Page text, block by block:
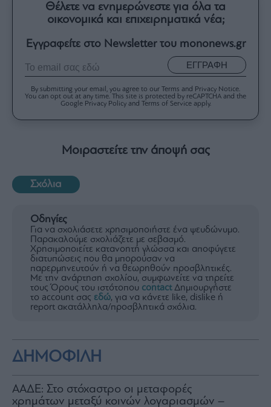
Θέλετε να ενημερώνεστε για όλα τα
οικονομικά και επιχειρηματικά νέα;
Εγγραφείτε στο Newsletter του mononews.gr
ΕΓΓΡΑΦΗ
By submitting your email, you agree to our Terms and Privacy Notice.
You can opt out at any time. This site is protected by reCAPTCHA and the
Google Privacy Policy and Terms of Service apply.
Μοιραστείτε την άποψή σας
Σχόλια
Οδηγίες
Για να σχολιάσετε χρησιμοποιήστε ένα ψευδώνυμο.
Παρακαλούμε σχολιάζετε με σεβασμό.
Χρησιμοποιείτε κατανοητή γλώσσα και αποφύγετε
διατυπώσεις που θα μπορούσαν να
παρερμηνευτούν ή να θεωρηθούν προσβλητικές.
Με την ανάρτηση σχολίου, συμφωνείτε να τηρείτε
τους Όρους του ιστότοπου contactΔημιουργήστε
το account σας εδώ, για να κάνετε like, dislike ή
report ακατάλληλα/προσβλητικά σχόλια.
ΔΗΜΟΦΙΛΗ
ΑΑΔΕ: Στο στόχαστρο οι μεταφορές
χρημάτων μεταξύ κοινών λογαριασμών –